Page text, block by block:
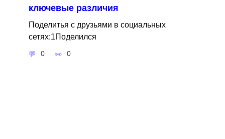
ключевые различия
Поделитья с друзьями в социальных
сетях:1Поделился
0 0